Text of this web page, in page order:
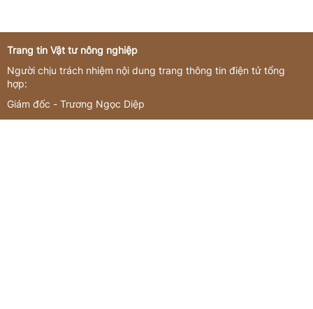
Trang tin Vật tư nông nghiệp
Người chịu trách nhiệm nội dung trang thông tin điện tử tổng
hợp:
Giám đốc - Trương Ngọc Diệp